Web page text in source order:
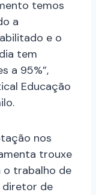
temos
a
e o
tem
a 95%”,
Educação
nos
trouxe
trabalho de
diretor de